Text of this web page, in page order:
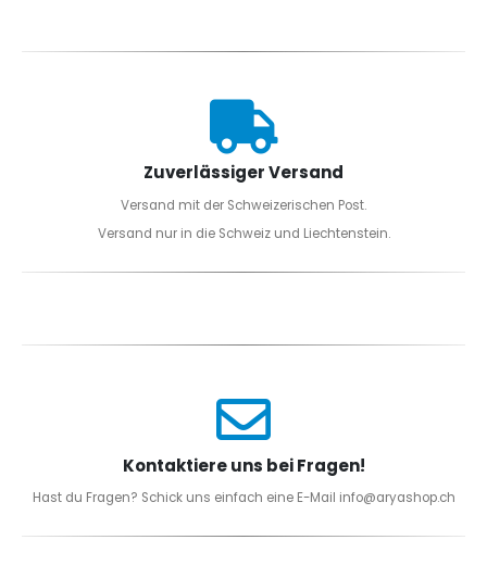
Zuverlässiger Versand
Versand mit der Schweizerischen Post.
Versand nur in die Schweiz und Liechtenstein.
Kontaktiere uns bei Fragen!
Hast du Fragen? Schick uns einfach eine E-Mail info@aryashop.ch